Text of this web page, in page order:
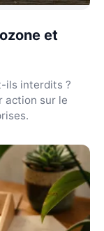
et
ils interdits ?
action sur le